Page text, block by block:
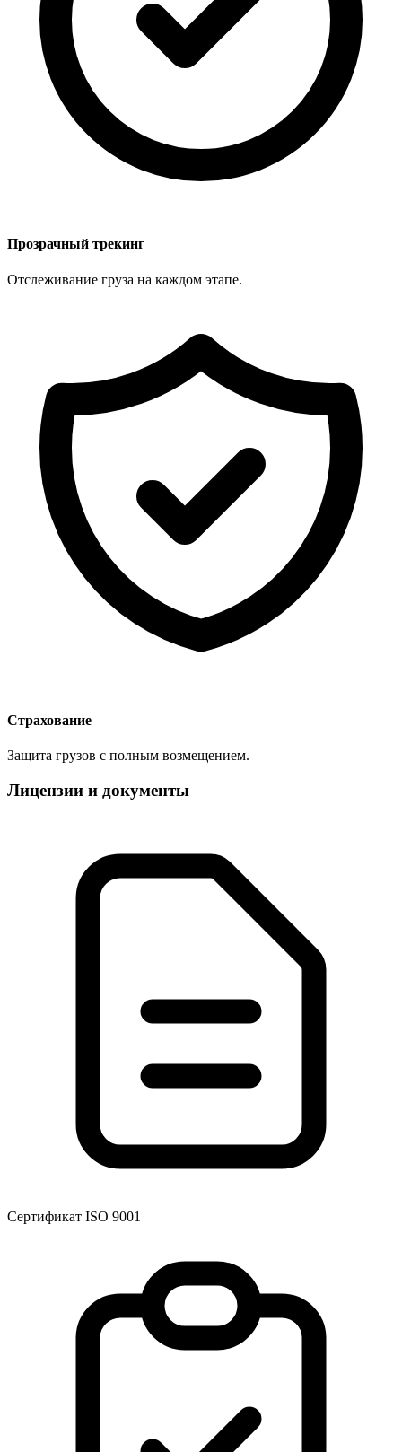
Прозрачный трекинг
Отслеживание груза на каждом этапе.
Страхование
Защита грузов с полным возмещением.
Лицензии и документы
Сертификат ISO 9001